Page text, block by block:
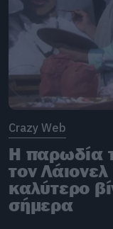
Crazy Web
H παρωδία
τον Λάιονελ
καλύτερο
σήμερα